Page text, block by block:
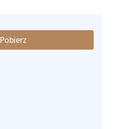
Pobierz